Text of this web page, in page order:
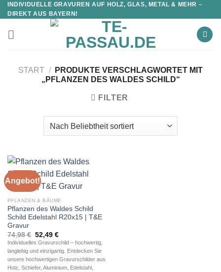
INDIVIDUELLE GRAVUREN AUF HOLZ, GLAS, METAL & MEHR –
DIREKT AUS BAYERN!
START /
PRODUKTE VERSCHLAGWORTET MIT
„PFLANZEN DES WALDES SCHILD“
FILTER
Angebot!
PFLANZEN & BÄUME
Pflanzen des Waldes Schild
Schild Edelstahl R20x15 | T&E
Gravur
74,98€ Ursprünglicher
Preis
war:
74,98 €
52,49 €Aktueller
Preis
ist:
52,49 €.
Individuelles Gravurschild – hochwertig,
langlebig und einzigartig. Entdecken Sie
unsere hochwertigen Gravurschilder aus
Holz, Schiefer, Aluminium, Edelstahl,